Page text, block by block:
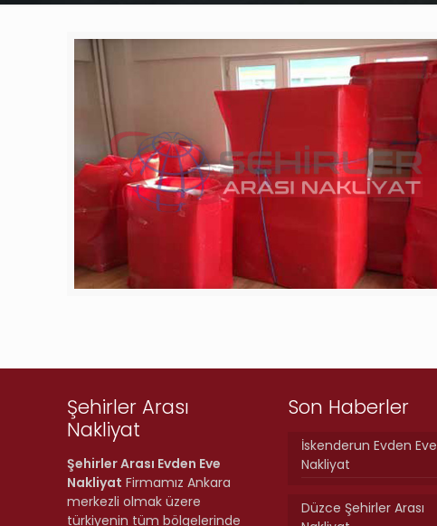
Şehirler Arası
Nakliyat
Şehirler Arası Evden Eve
Nakliyat Firmamız Ankara
merkezli olmak üzere
türkiyenin tüm bölgelerinde
Son Haberler
İskenderun Evden Eve
Nakliyat
Düzce Şehirler Arası